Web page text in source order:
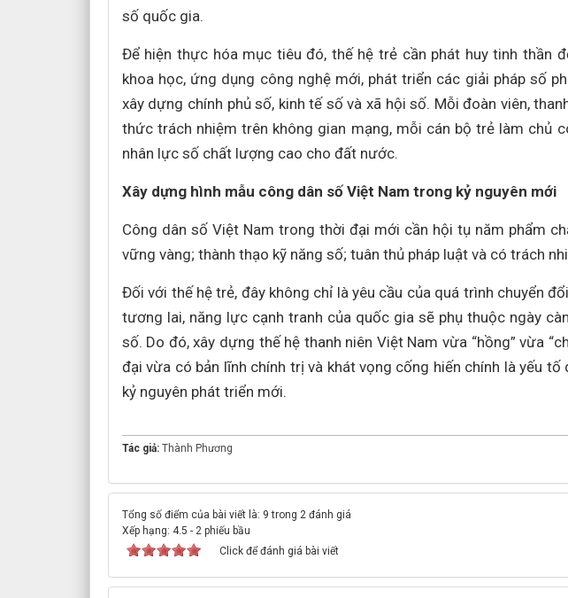
số quốc gia.
Để hiện thực hóa mục tiêu đó, thế hệ trẻ cần phát huy tinh thần
khoa học, ứng dụng công nghệ mới, phát triển các giải pháp số
xây dựng chính phủ số, kinh tế số và xã hội số. Mỗi đoàn viên,
thức trách nhiệm trên không gian mạng, mỗi cán bộ trẻ làm chủ
nhân lực số chất lượng cao cho đất nước.
Xây dựng hình mẫu công dân số Việt Nam trong kỷ nguyên mới
Công dân số Việt Nam trong thời đại mới cần hội tụ năm phẩm
vững vàng; thành thạo kỹ năng số; tuân thủ pháp luật và có trách
Đối với thế hệ trẻ, đây không chỉ là yêu cầu của quá trình chuyển
tương lai, năng lực cạnh tranh của quốc gia sẽ phụ thuộc ngày
số. Do đó, xây dựng thế hệ thanh niên Việt Nam vừa “hồng” vừa
đại vừa có bản lĩnh chính trị và khát vọng cống hiến chính là yếu
kỷ nguyên phát triển mới.
Tác giả: Thành Phương
Tổng số điểm của bài viết là: 9 trong 2 đánh giá
Xếp hạng: 4.5 - 2phiếu bầu
Click để đánh giá bài viết